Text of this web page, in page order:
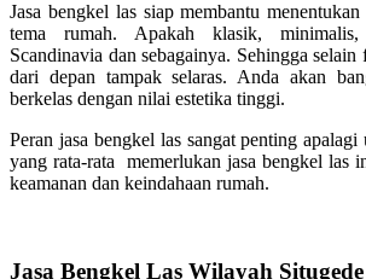
Jasa bengkel las siap membantu
tema rumah. Apakah klasik, minimalis,
Scandinavia dan sebagainya. Sehingga
dari depan tampak selaras. Anda akan
berkelas dengan nilai estetika tinggi.
Peran jasa bengkel las sangat penting
yang rata-rata memerlukan jasa bengkel las
keamanan dan keindahaan rumah.
Jasa Bengkel Las Wilayah